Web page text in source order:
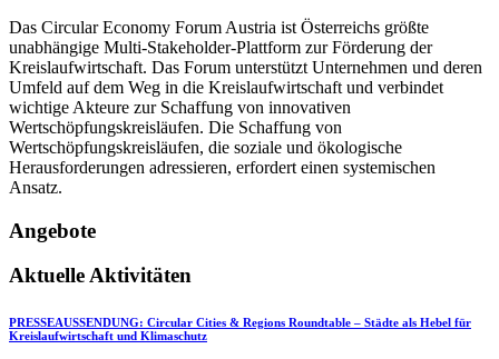
Das Circular Economy Forum Austria ist Österreichs größte
unabhängige Multi-Stakeholder-Plattform zur Förderung der
Kreislaufwirtschaft. Das Forum unterstützt Unternehmen und deren
Umfeld auf dem Weg in die Kreislaufwirtschaft und verbindet
wichtige Akteure zur Schaffung von innovativen
Wertschöpfungskreisläufen. Die Schaffung von
Wertschöpfungskreisläufen, die soziale und ökologische
Herausforderungen adressieren, erfordert einen systemischen
Ansatz.
Angebote
Aktuelle Aktivitäten
PRESSEAUSSENDUNG: Circular Cities & Regions Roundtable – Städte als Hebel für
Kreislaufwirtschaft und Klimaschutz